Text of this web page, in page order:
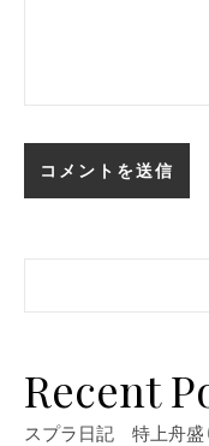
Recent
スプラ日記 特上舟盛